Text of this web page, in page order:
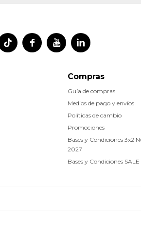
  
Compras
Guía de compras
Medios de pago y envíos
Políticas de cambio
Promociones
Bases y Condiciones 3x2
2027
Bases y Condiciones SALE